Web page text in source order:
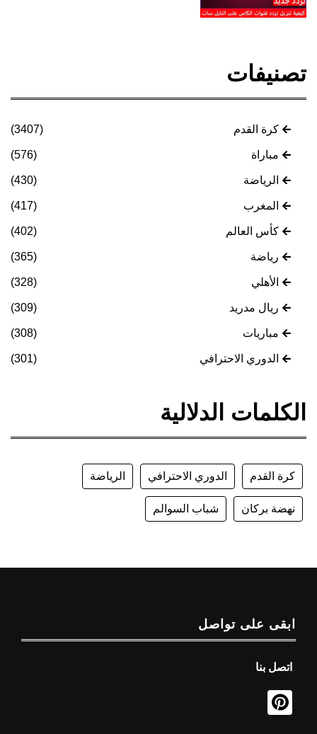
تصنيفات
كرة القدم (3407)
مباراة (576)
الرياضة (430)
المغرب (417)
كأس العالم (402)
رياضة (365)
الأهلي (328)
ريال مدريد (309)
مباريات (308)
الدوري الاحترافي (301)
الكلمات الدلالية
كرة القدم الدوري الاحترافي الرياضة
نهضة بركان شباب السوالم
ابقى على تواصل
اتصل بنا